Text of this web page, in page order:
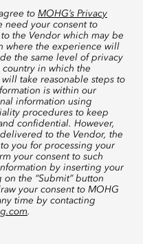
to MOHG’s Privacy
need your consent to
the Vendor which may be
where the experience will
the same level of privacy
in which the
take reasonable steps to
is within our
information using
procedures to keep
confidential. However,
to the Vendor, the
you for processing your
your consent to such
by inserting your
the “Submit” button
your consent to MOHG
time by contacting
.